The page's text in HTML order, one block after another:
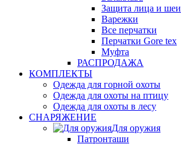
Защита лица и шеи
Варежки
Все перчатки
Перчатки Gore tex
Муфта
РАСПРОДАЖА
КОМПЛЕКТЫ
Одежда для горной охоты
Одежда для охоты на птицу
Одежда для охоты в лесу
СНАРЯЖЕНИЕ
Для оружия
Патронташи